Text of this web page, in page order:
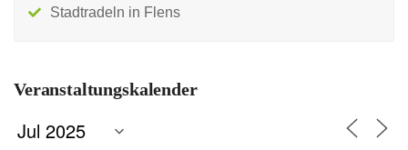
Stadtradeln in Flens
Veranstaltungskalender